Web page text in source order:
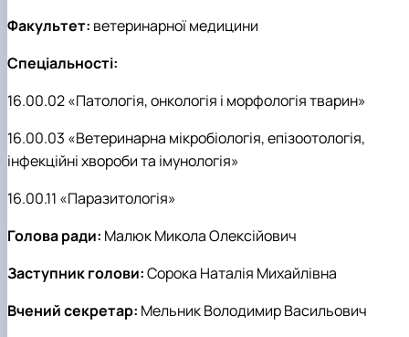
Факультет: ветеринарної медицини
Спеціальності:
16.00.02 «Патологія, онкологія і морфологія тварин»
16.00.03 «Ветеринарна мікробіологія, епізоотологія,
інфекційні хвороби та імунологія»
16.00.11 «Паразитологія»
Голова ради: Малюк Микола Олексійович
Заступник голови:Сорока Наталія Михайлівна
Вчений секретар: Мельник Володимир Васильович